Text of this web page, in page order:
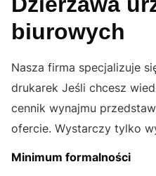
biurowych
Nasza firma specjalizuje
drukarek Jeśli chcesz
cennik wynajmu
ofercie. Wystarczy tylko
Minimum formalności